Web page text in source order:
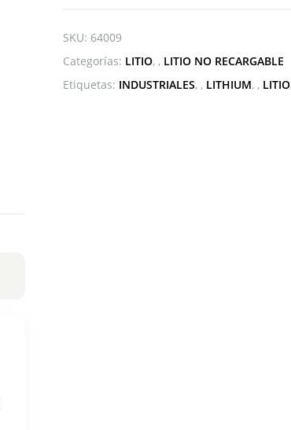
2/3AA
cantidad
SKU: 64009
Categorías: LITIO , LITIO NO RECARGABLE
Etiquetas: INDUSTRIALES , LITHIUM , LITIO